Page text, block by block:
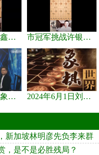
郭中基大战赵鑫鑫，许银川激情讲解 市冠军挑战许银川，急进中兵变化真激烈！
2024年6月8日象棋世界，刘君、蒋川讲解了第九届杨官璘杯全国象棋... 2024年6月1日刘君、蒋川讲解第三届上海杯象棋大师赛谢靖与李少庚...
新加坡林明彦先负李来群
，是不是必胜残局？